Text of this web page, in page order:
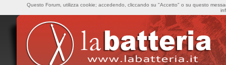
Questo Forum, utilizza cookie; accedendo, cliccando su "Accetto" o su questo